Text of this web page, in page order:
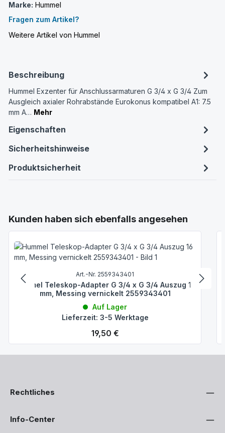
Marke: Hummel
Fragen zum Artikel?
Weitere Artikel von Hummel
Beschreibung
Hummel Exzenter für Anschlussarmaturen G 3/4 x G 3/4 Zum
Ausgleich axialer Rohrabstände Eurokonus kompatibel A1: 7.5
mm A… Mehr
Eigenschaften
Sicherheitshinweise
Produktsicherheit
Produktgalerie überspringen
Kunden haben sich ebenfalls angesehen
Art.-Nr. 2559343401
Hummel Teleskop-Adapter G 3/4 x G 3/4 Auszug 16
mm, Messing vernickelt 2559343401
Auf Lager
Lieferzeit: 3-5 Werktage
Regulärer Preis:
19,50 €
Rechtliches
Info-Center